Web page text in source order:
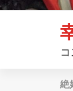
絶